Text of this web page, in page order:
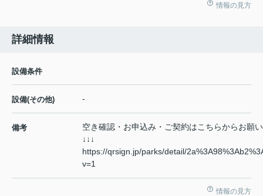
情報の見方
詳細情報
設備条件
設備(その他) -
備考
空き確認・お申込み・ご契約はこちらからお願
↓↓↓
https://qrsign.jp/parks/detail/
v=1
情報の見方